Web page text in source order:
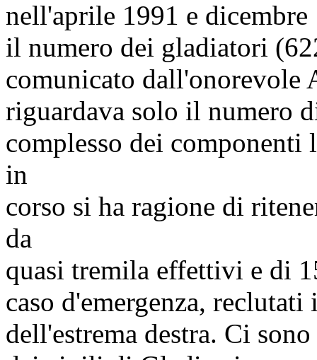
nell'aprile 1991 e dicembre
il numero dei gladiatori
comunicato dall'onorevole
riguardava solo il numero
complesso dei componenti
in
corso si ha ragione di
da
quasi tremila effettivi e di
caso d'emergenza,
dell'estrema destra. Ci